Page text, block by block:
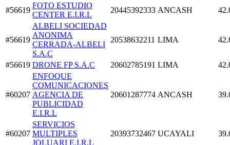
#56619
FOTO ESTUDIO
CENTER E.I.R.L
20445392333 ANCASH
#56619
ALBELI SOCIEDAD
ANONIMA
CERRADA-ALBELI
S.A.C
20538632211 LIMA
#56619 DRONE FP S.A.C 20602785191 LIMA
#60207
ENFOQUE
COMUNICACIONES
AGENCIA DE
PUBLICIDAD
E.I.R.L
20601287774 ANCASH
#60207
SERVICIOS
MULTIPLES
JOLUARI E.I.R.L
20393732467 UCAYALI